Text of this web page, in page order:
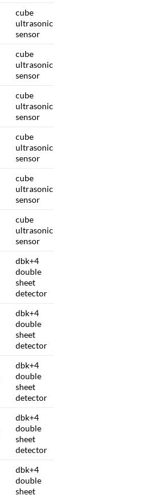
cube
ultrasonic
sensor
cube
ultrasonic
sensor
cube
ultrasonic
sensor
cube
ultrasonic
sensor
cube
ultrasonic
sensor
cube
ultrasonic
sensor
dbk+4
double
sheet
detector
dbk+4
double
sheet
detector
dbk+4
double
sheet
detector
dbk+4
double
sheet
detector
dbk+4
double
sheet